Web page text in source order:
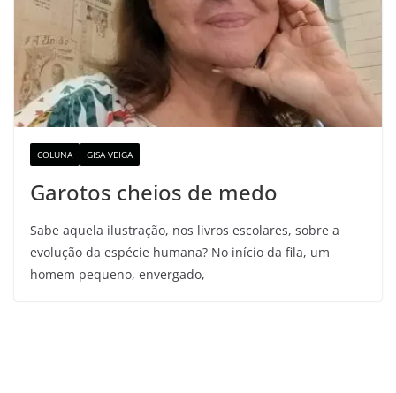
COLUNA GISA VEIGA
Garotos cheios de medo
Sabe aquela ilustração, nos livros escolares, sobre a
evolução da espécie humana? No início da fila, um
homem pequeno, envergado,